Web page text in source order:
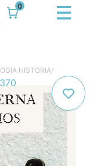
0
HISTORIA/